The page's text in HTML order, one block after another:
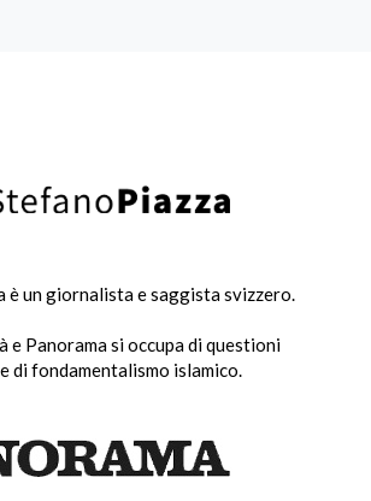
è un giornalista e saggista svizzero.
e Panorama si occupa di questioni
di fondamentalismo islamico.